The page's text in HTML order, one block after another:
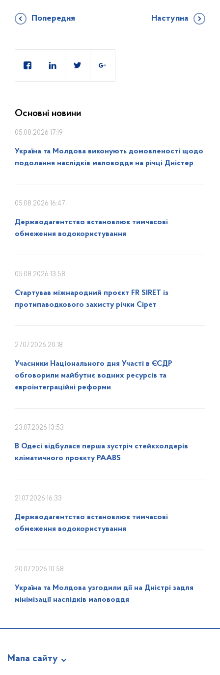
Попередня Наступна
Основні новини
05.08.2026 17:19
Україна та Молдова виконують домовленості щодо
подолання наслідків маловоддя на річці Дністер
05.08.2026 16:47
Держводагентство встановлює тимчасові
обмеження водокористування
05.08.2026 13:58
Стартував міжнародний проєкт FR SIRET із
протипаводкового захисту річки Сірет
27.07.2026 20:18
Учасники Національного дня Участі в ЄСДР
обговорили майбутнє водних ресурсів та
євроінтеграційні реформи
23.07.2026 13:53
В Одесі відбулася перша зустріч стейкхолдерів
кліматичного проєкту PAABS
21.07.2026 16:33
Держводагентство встановлює тимчасові
обмеження водокористування
20.07.2026 10:58
Україна та Молдова узгодили дії на Дністрі задля
мінімізації наслідків маловоддя
Мапа сайту